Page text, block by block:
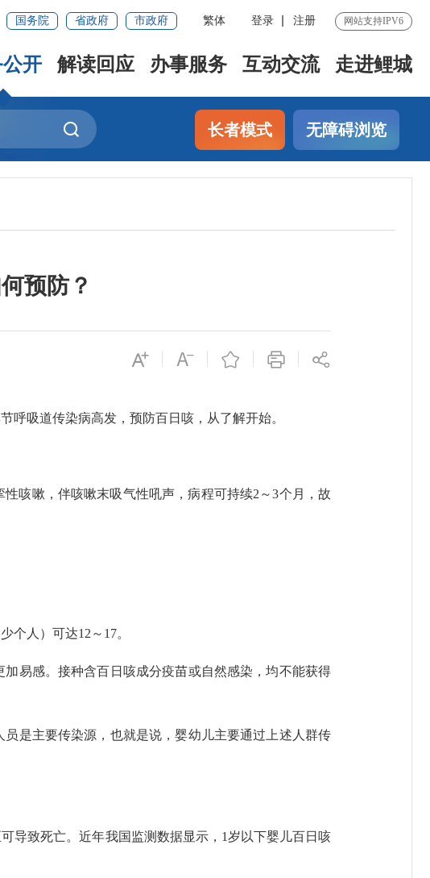
国务院 省政府 市政府 繁体 登录 注册 网站支持IPV6
开 解读回应 办事服务 互动交流 走进鲤城
长者模式 无障碍浏览
预防？
吸道传染病高发，预防百日咳，从了解开始。
咳嗽，伴咳嗽末吸气性吼声，病程可持续2～3个月，故
人）可达12～17。
易感。接种含百日咳成分疫苗或自然感染，均不能获得
是主要传染源，也就是说，婴幼儿主要通过上述人群传
致死亡。近年我国监测数据显示，1岁以下婴儿百日咳